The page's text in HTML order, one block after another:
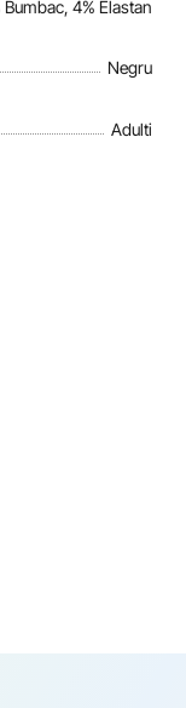
4% Elastan
Negru
Adulti